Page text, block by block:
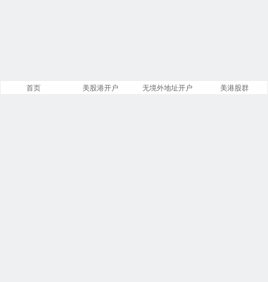
首页 美股港开户 无境外地址开户 美港股群